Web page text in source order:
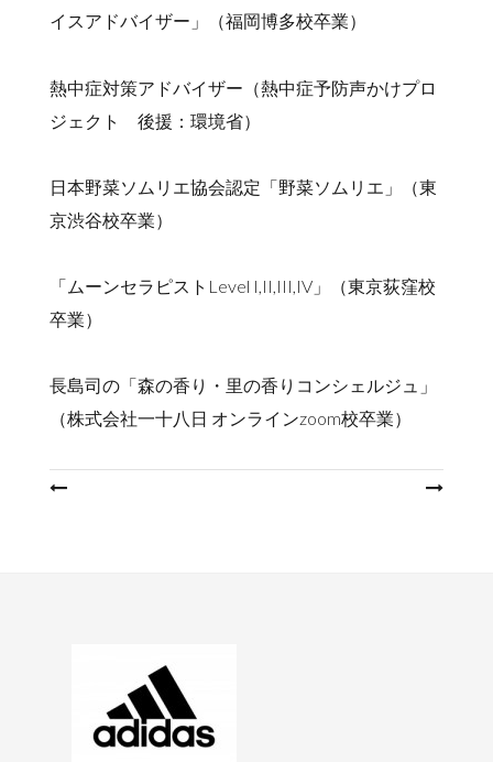
イスアドバイザー」（福岡博多校卒業）
熱中症対策アドバイザー（熱中症予防声かけプロ
ジェクト 後援：環境省）
日本野菜ソムリエ協会認定「野菜ソムリエ」（東
京渋谷校卒業）
「ムーンセラピストLevel I,II,III,IV」（東京荻窪校
卒業）
長島司の「森の香り・里の香りコンシェルジュ」
（株式会社一十八日 オンラインzoom校卒業）
投